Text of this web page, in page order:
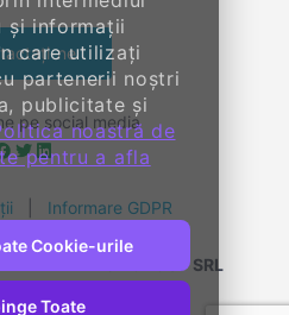
și informații
care utilizați
partenerii noștri
publicitate și
noastră de
pentru a afla
Cookie-urile
Toate
ne
pe social media
Informare GDPR
ENTERPRISE GROUP SRL